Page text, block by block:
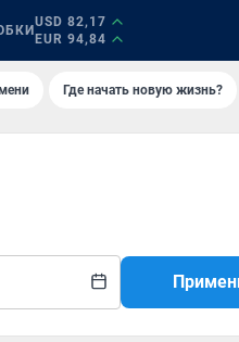
USD 82,17
EUR 94,84
Где начать новую жизнь?